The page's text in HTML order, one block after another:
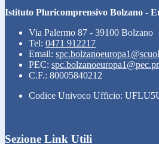
Istituto Pluricomprensivo Bolzano -
Via Palermo 87 - 39100 Bolzano
Tel: 0471 912217
Email:
PEC:
C.F.: 80005840212
Codice Univoco Ufficio:
Sezione Link Utili